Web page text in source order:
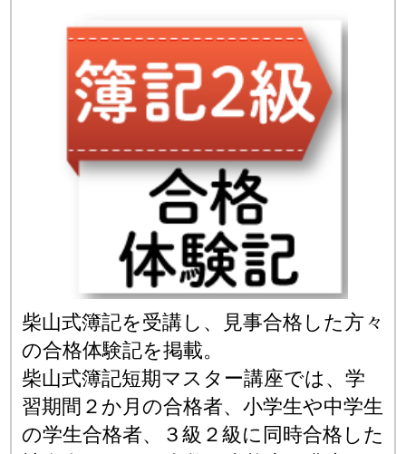
柴山式簿記を受講し、見事合格した方々
の合格体験記を掲載。
柴山式簿記短期マスター講座では、学
習期間２か月の合格者、小学生や中学生
の学生合格者、３級２級に同時合格した